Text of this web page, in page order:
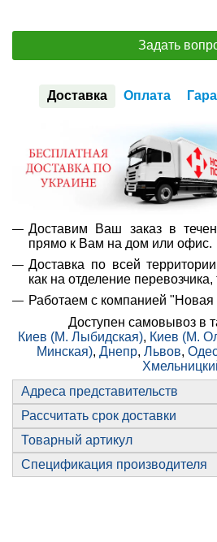
Задать
Доставка Оплата
Доставим Ваш заказ в
прямо к Вам на дом или офис.
Доставка по всей
как на отделение
Работаем с компанией "Новая
Доступен самовывоз в
Киев (М. Лыбидская), Киев (М.
Минская), Днепр, Львов,
Адреса представительств
Рассчитать срок доставки
Товарный артикул
Спецификация производителя